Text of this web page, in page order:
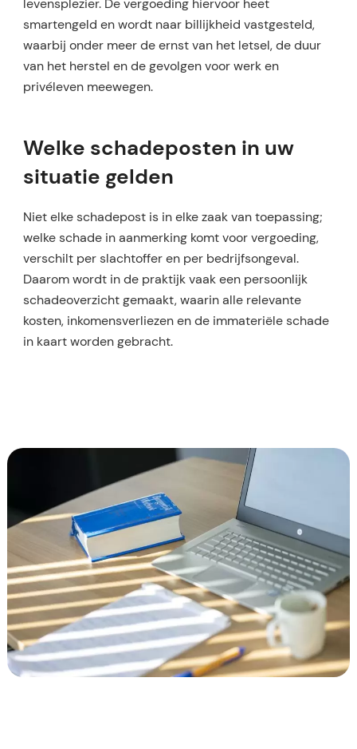
levensplezier. De vergoeding hiervoor heet
smartengeld en wordt naar billijkheid vastgesteld,
waarbij onder meer de ernst van het letsel, de duur
van het herstel en de gevolgen voor werk en
privéleven meewegen.​
Welke schadeposten in uw
situatie gelden
Niet elke schadepost is in elke zaak van toepassing;
welke schade in aanmerking komt voor vergoeding,
verschilt per slachtoffer en per bedrijfsongeval.
Daarom wordt in de praktijk vaak een persoonlijk
schadeoverzicht gemaakt, waarin alle relevante
kosten, inkomensverliezen en de immateriële schade
in kaart worden gebracht.​